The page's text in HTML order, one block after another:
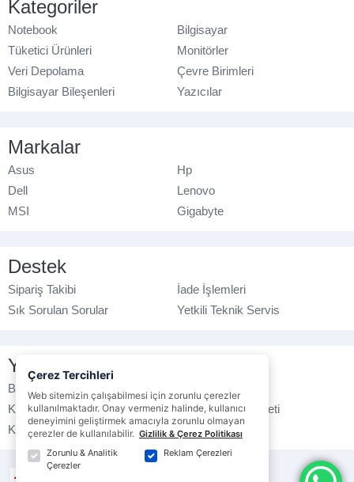
Kategoriler
Notebook
Bilgisayar
Tüketici Ürünleri
Monitörler
Veri Depolama
Çevre Birimleri
Bilgisayar Bileşenleri
Yazıcılar
Markalar
Asus
Hp
Dell
Lenovo
MSI
Gigabyte
Destek
Sipariş Takibi
İade İşlemleri
Sık Sorulan Sorular
Yetkili Teknik Servis
Yasal Bilgilendirme
Banka Hesap No
Kullanım Koşulları
Ticari Elektronik İleti
K.V.K.K. Politikası
Veri Gizliliği
Çerez Tercihleri
Web sitemizin çalışabilmesi için zorunlu çerezler
kullanılmaktadır. Onay vermeniz halinde, kullanıcı
deneyimini geliştirmek amacıyla zorunlu olmayan
çerezler de kullanılabilir. Gizlilik & Çerez Politikası
Zorunlu & Analitik
Çerezler
Reklam Çerezleri